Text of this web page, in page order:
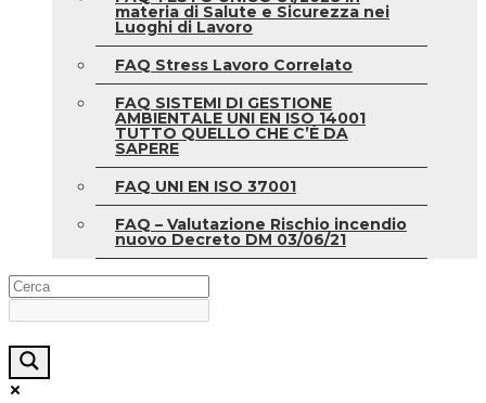
materia di Salute e Sicurezza nei
Luoghi di Lavoro
FAQ Stress Lavoro Correlato
FAQ SISTEMI DI GESTIONE
AMBIENTALE UNI EN ISO 14001
TUTTO QUELLO CHE C’È DA
SAPERE
FAQ UNI EN ISO 37001
FAQ – Valutazione Rischio incendio
nuovo Decreto DM 03/06/21